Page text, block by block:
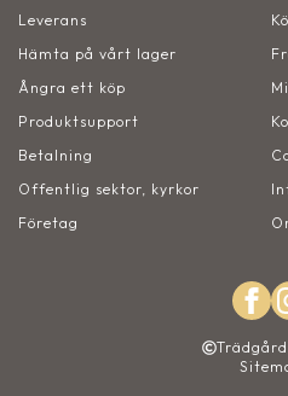
Leverans
Hämta på vårt lager
Ångra ett köp
Produktsupport
Betalning
Offentlig sektor, kyrkor
Företag